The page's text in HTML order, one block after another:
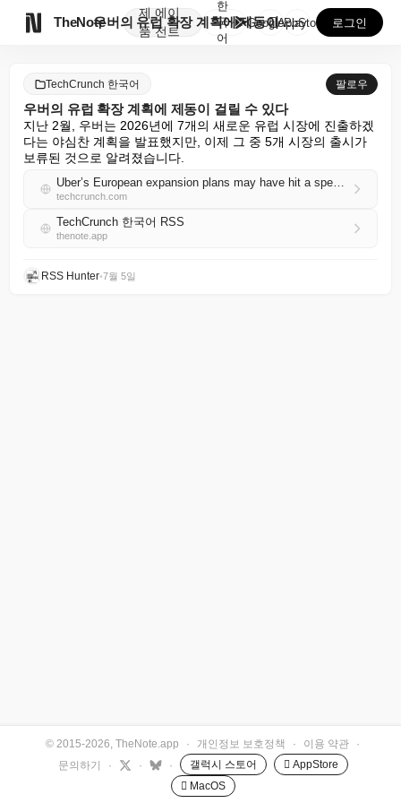
TheNote
제
품
에이
전트
우버의 유럽 확장 계획에 제동이 걸릴 수 있다
한
국
어
GooglePlay
AppStore 로그인
TechCrunch 한국어 팔로우
우버의 유럽 확장 계획에 제동이 걸릴 수 있다
지난 2월, 우버는 2026년에 7개의 새로운 유럽 시장에 진출하겠
다는 야심찬 계획을 발표했지만, 이제 그 중 5개 시장의 출시가
보류된 것으로 알려졌습니다.
Uber’s European expansion plans may have hit a speed bump
techcrunch.com
TechCrunch 한국어 RSS
thenote.app
RSS Hunter•7월 5일
© 2015-2026, TheNote.app · 개인정보 보호정책 · 이용 약관
·
문의하기
· · · 갤럭시 스토어
 AppStore
 MacOS